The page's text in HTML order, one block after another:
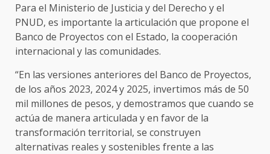
Para el Ministerio de Justicia y del Derecho y el
PNUD, es importante la articulación que propone el
Banco de Proyectos con el Estado, la cooperación
internacional y las comunidades.
“En las versiones anteriores del Banco de Proyectos,
de los años 2023, 2024 y 2025, invertimos más de 50
mil millones de pesos, y demostramos que cuando se
actúa de manera articulada y en favor de la
transformación territorial, se construyen
alternativas reales y sostenibles frente a las